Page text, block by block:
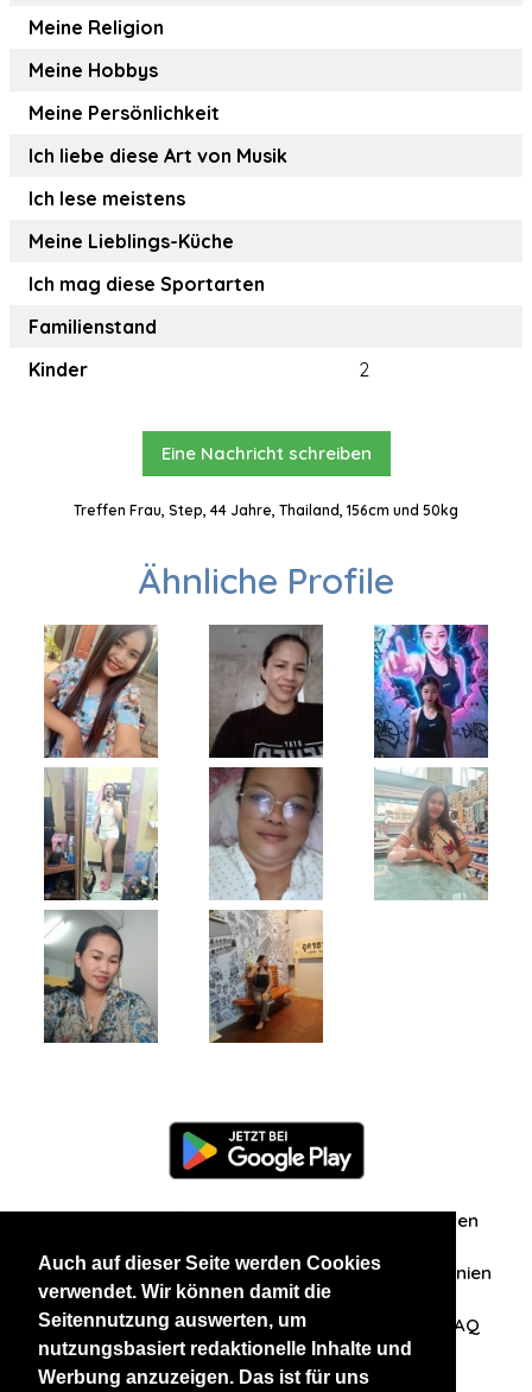
Auch auf dieser Seite werden Cookies
verwendet. Wir können damit die
Seitennutzung auswerten, um
nutzungsbasiert redaktionelle Inhalte und
Werbung anzuzeigen. Das ist für uns
Meine Religion
Meine Hobbys
Meine Persönlichkeit
Ich liebe diese Art von Musik
Ich lese meistens
Meine Lieblings-Küche
Ich mag diese Sportarten
Familienstand
Kinder
2
Eine Nachricht schreiben
Treffen Frau, Step, 44 Jahre, Thailand, 156cm und 50kg
Ähnliche Profile
Zuschriften/Erfahrungen
Datenschutzerklärung AGB Datenschutzrichtlinien
Nehmen Sie Kontakt mit uns auf FAQ